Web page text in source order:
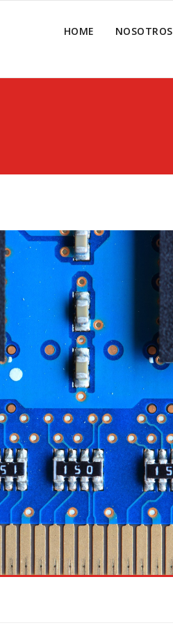
HOME NOSOTROS